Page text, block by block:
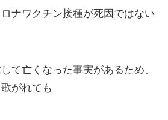
ナワクチン接種が死因ではない
て亡くなった事実があるため、
がれても